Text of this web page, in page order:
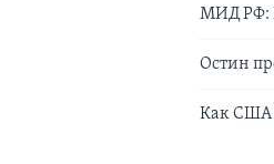
МИД РФ:
Остин
Как США